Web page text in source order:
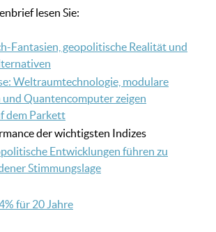
lesen Sie:
Fantasien, geopolitische Realität und
Weltraumtechnologie, modulare
Quantencomputer zeigen
dem Parkett
der wichtigsten Indizes
Entwicklungen führen zu
Stimmungslage
für 20 Jahre